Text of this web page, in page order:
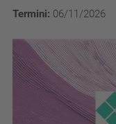
Termini: 06/11/2026